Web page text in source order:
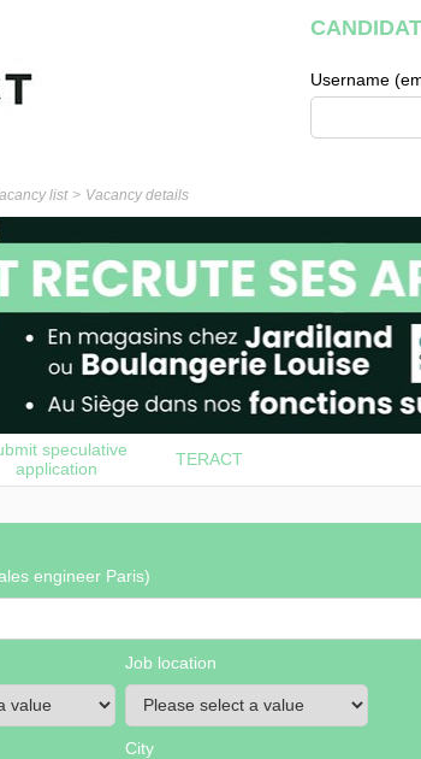
Username
list Vacancy details
speculative
application
TERACT
engineer Paris)
Job location
City